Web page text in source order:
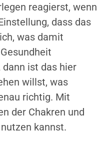
reagierst, wenn
dass das
was damit
ist das hier
willst, was
richtig. Mit
der Chakren und
kannst.